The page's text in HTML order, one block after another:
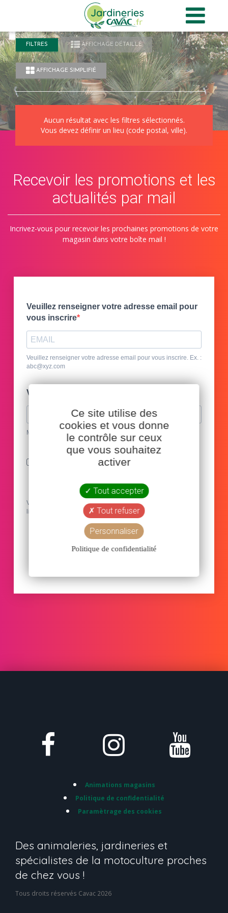
FILTRES AFFICHAGE DÉTAILLÉ
AFFICHAGE SIMPLIFIÉ
Aucun résultat avec les filtres sélectionnés.
Vous devez définir un lieu (code postal, ville).
Recevoir les promotions et les
actualités par mail
Incrivez-vous pour recevoir les prochaines promotions de votre
magasin dans votre boîte mail !
Veuillez renseigner votre adresse email pour
vous inscrire
Veuillez renseigner votre adresse email pour vous inscrire. Ex. :
abc@xyz.com
Votre jardinerie préférée
Merci d'indiquer votre jardinerie la plus souvent fréquentée
J'accepte de recevoir vos e-mails et confirme
confidentialité et mentions légales.
Vous pouvez vous désinscrire à tout moment en cliquant sur le
lien présent dans nos emails.
Animations magasins
Politique de confidentialité
Paramètrage des cookies
Des animaleries, jardineries et
spécialistes de la motoculture proches
de chez vous !
Tous droits réservés Cavac 2026
Panneau de gestion des cookies
Ce site utilise des
cookies et vous donne
le contrôle sur ceux
que vous souhaitez
activer
Tout accepter
Tout refuser
Personnaliser
Politique de confidentialité